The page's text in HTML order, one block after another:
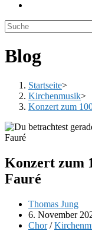
umschalten
Blog
Startseite>
Kirchenmusik>
Konzert zum
Konzert zum
Fauré
Beitrags-
Autor:
Thomas Jung
Beitrag
veröffentlicht:
6. November
Beitrags-
Chor /